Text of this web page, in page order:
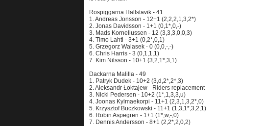
Rospiggarna Hallstavik - 41
1. Andreas Jonsson - 12+1 (2,2,2,1,3,2*)
2. Jonas Davidsson - 1+1 (0,1*,0,-)
3. Mads Korneliussen - 12 (3,3,3,0,0,3)
4. Timo Lahti - 3+1 (0,2*,0,1)
5. Grzegorz Walasek - 0 (0,0,-,-)
6. Chris Harris - 3 (0,1,1,1)
7. Kim Nilsson - 10+1 (3,2,1*,3,1)
Dackarna Malilla - 49
1. Patryk Dudek - 10+2 (3,d,2*,2*,3)
2. Aleksandr Łoktajew - Riders replacement
3. Nicki Pedersen - 10+2 (1*,1,3,3,u)
4. Joonas Kylmaekorpi - 11+1 (2,3,1,3,2*,0)
5. Krzysztof Buczkowski - 11+1 (1,3,1*,3,2,1)
6. Robin Aspegren - 1+1 (1*,w,-,0)
7. Dennis Andersson - 8+1 (2,2*,2,0,2)